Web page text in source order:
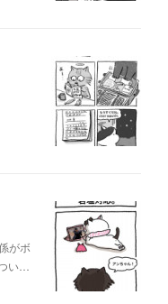
がボ
い…